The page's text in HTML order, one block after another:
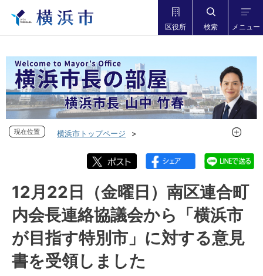
区役所 検索 メニュー
現在位置
横浜市トップページ
フォトダイアリー 2023年度
フォトダイアリー 2023年12月
12月22日（金曜日）南区連合町内会長連絡協議会から「横浜
市が目指す特別市」に対する意見書を受領しました
現在位
12月22日（金曜日）南区連合町
内会長連絡協議会から「横浜市
が目指す特別市」に対する意見
書を受領しました